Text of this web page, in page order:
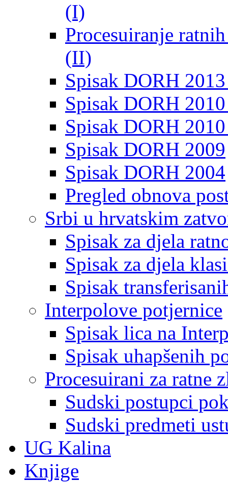
(I)
Procesuiranje
(II)
Spisak DORH
Spisak DORH
Spisak DORH
Spisak DORH 2009
Spisak DORH 2004
Pregled obnova
Srbi u hrvatskim
Spisak za djela
Spisak za djela
Spisak
Interpolove potjernice
Spisak lica na
Spisak uhapšenih
Procesuirani za ratne
Sudski postupci
Sudski predmeti
UG Kalina
Knjige